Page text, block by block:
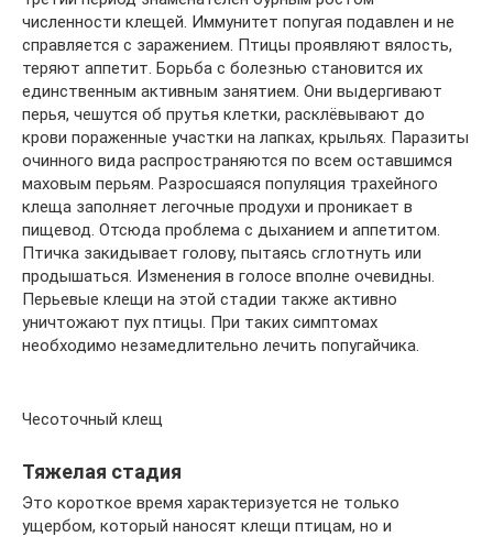
численности клещей. Иммунитет попугая подавлен и не
справляется с заражением. Птицы проявляют вялость,
теряют аппетит. Борьба с болезнью становится их
единственным активным занятием. Они выдергивают
перья, чешутся об прутья клетки, расклёвывают до
крови пораженные участки на лапках, крыльях. Паразиты
очинного вида распространяются по всем оставшимся
маховым перьям. Разросшаяся популяция трахейного
клеща заполняет легочные продухи и проникает в
пищевод. Отсюда проблема с дыханием и аппетитом.
Птичка закидывает голову, пытаясь сглотнуть или
продышаться. Изменения в голосе вполне очевидны.
Перьевые клещи на этой стадии также активно
уничтожают пух птицы. При таких симптомах
необходимо незамедлительно лечить попугайчика.
Чесоточный клещ
Тяжелая стадия
Это короткое время характеризуется не только
ущербом, который наносят клещи птицам, но и